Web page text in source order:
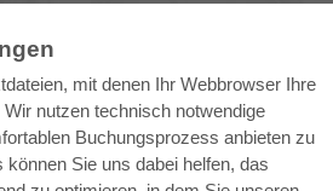
mit denen Ihr Webbrowser Ihre
nutzen technisch notwendige
Buchungsprozess anbieten zu
können Sie uns dabei helfen, das